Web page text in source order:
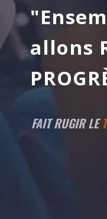
allons
FAIT RUGIR LE